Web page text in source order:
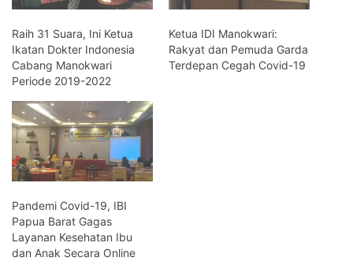
Raih 31 Suara, Ini Ketua
Ikatan Dokter Indonesia
Cabang Manokwari
Periode 2019-2022
Ketua IDI Manokwari:
Rakyat dan Pemuda Garda
Terdepan Cegah Covid-19
Pandemi Covid-19, IBI
Papua Barat Gagas
Layanan Kesehatan Ibu
dan Anak Secara Online